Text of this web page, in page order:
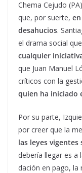
Chema Cejudo
que, por suerte,
desahucios.
el drama social
cualquier
que Juan Manuel
críticos con la
quien ha iniciado
Por su parte,
por creer que la
las leyes vigentes
debería llegar es a
dación en pago, la